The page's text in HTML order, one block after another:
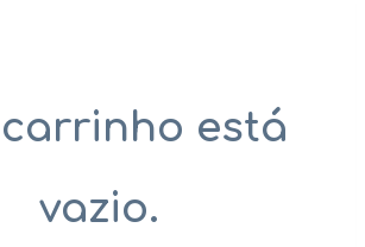
está
vazio.